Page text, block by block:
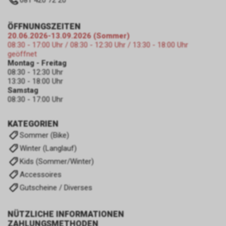
KATEGORIEN
Sommer (Bike)
Winter (Langlauf)
Kids (Sommer/Winter)
Accessoires
Gutscheine / Diverses
NÜTZLICHE INFORMATIONEN
ZAHLUNGSMETHODEN
ÖFFNUNGSZEITEN
20.06.2026-13.09.2026 (Sommer)
08:30 - 17:00 Uhr / 08:30 - 12:30 Uhr / 13:30 - 18:00 Uhr
geöffnet
Montag - Freitag
08:30 - 12:30 Uhr
13:30 - 18:00 Uhr
Samstag
08:30 - 17:00 Uhr